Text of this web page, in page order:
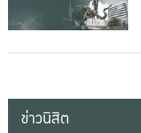
ข่าวนิสิต